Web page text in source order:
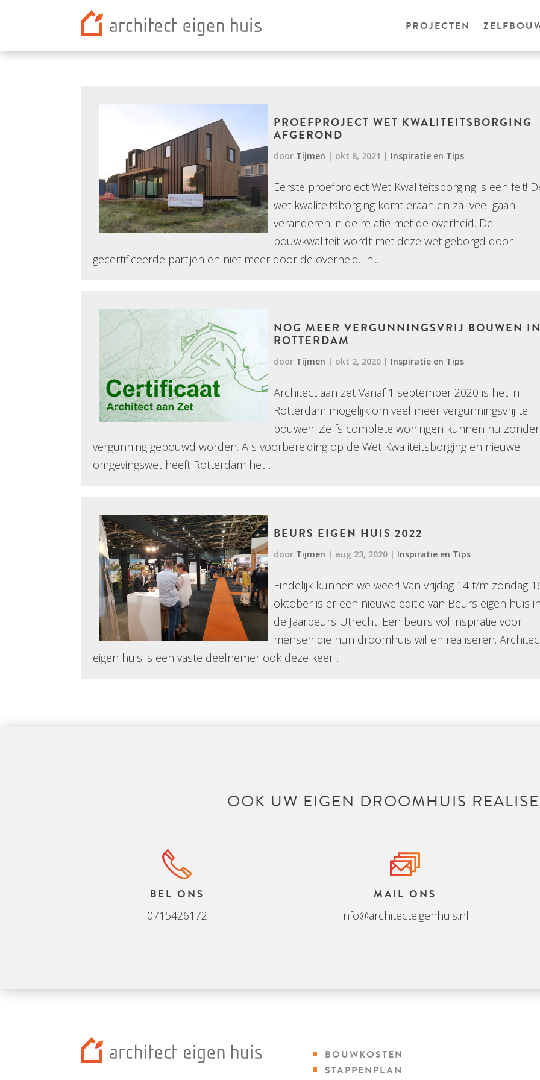
PROJECTEN
PROEFPROJECT WET KWALITEITSBORGING
AFGEROND
door Tijmen | okt 8, 2021 | Inspiratie en Tips
Eerste proefproject Wet Kwaliteitsborging is een feit!
wet kwaliteitsborging komt eraan en zal veel gaan
veranderen in de relatie met de overheid. De
bouwkwaliteit wordt met deze wet geborgd door
gecertificeerde partijen en niet meer door de overheid. In...
NOG MEER VERGUNNINGSVRIJ BOUWEN IN
ROTTERDAM
door Tijmen | okt 2, 2020 | Inspiratie en Tips
Architect aan zet Vanaf 1 september 2020 is het in
Rotterdam mogelijk om veel meer vergunningsvrij te
bouwen. Zelfs complete woningen kunnen nu zonder
vergunning gebouwd worden. Als voorbereiding op de Wet Kwaliteitsborging en nieuwe
omgevingswet heeft Rotterdam het...
BEURS EIGEN HUIS 2022
door Tijmen | aug 23, 2020 | Inspiratie en Tips
Eindelijk kunnen we weer! Van vrijdag 14 t/m zondag
oktober is er een nieuwe editie van Beurs eigen huis in
de Jaarbeurs Utrecht. Een beurs vol inspiratie voor
mensen die hun droomhuis willen realiseren.
eigen huis is een vaste deelnemer ook deze keer...
OOK UW EIGEN DROOMHUIS
BEL ONS
0715426172
MAIL ONS
info@architecteigenhuis.nl
BOUWKOSTEN
STAPPENPLAN